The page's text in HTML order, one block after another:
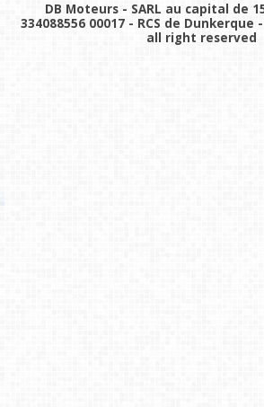
DB Moteurs - SARL au capital de
334088556 00017 - RCS de Dunkerque
all right reserved